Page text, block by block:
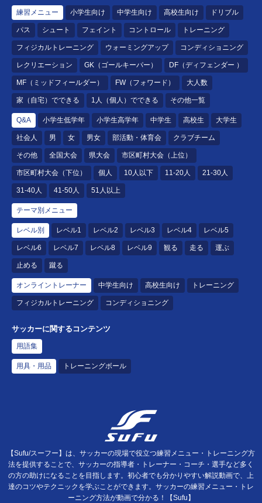
練習メニュー 小学生向け 中学生向け 高校生向け ドリブル
パス シュート フェイント コントロール トレーニング
フィジカルトレーニング ウォーミングアップ コンディショニング
レクリエーション GK（ゴールキーパー） DF（ディフェンダー ）
MF（ミッドフィールダー） FW（フォワード） 大人数
家（自宅）でできる 1人（個人）でできる その他一覧
Q&A 小学生低学年 小学生高学年 中学生 高校生 大学生
社会人 男 女 男女 部活動・体育会 クラブチーム
その他 全国大会 県大会 市区町村大会（上位）
市区町村大会（下位） 個人 10人以下 11-20人 21-30人
31-40人 41-50人 51人以上
テーマ別メニュー
レベル別 レベル1 レベル2 レベル3 レベル4 レベル5
レベル6 レベル7 レベル8 レベル9 観る 走る 運ぶ
止める 蹴る
オンライントレーナー 中学生向け 高校生向け トレーニング
フィジカルトレーニング コンディショニング
サッカーに関するコンテンツ
用語集
用具・用品 トレーニングボール
【Sufu/スーフー】は、サッカーの現場で役立つ練習メニュー・トレーニング方
法を提供することで、サッカーの指導者・トレーナー・コーチ・選手など多く
の方の助けになることを目指します。初心者でも分かりやすい解説動画で、上
達のコツやテクニックを学ぶことができます。サッカーの練習メニュー・トレ
ーニング方法が動画で分かる！【Sufu】